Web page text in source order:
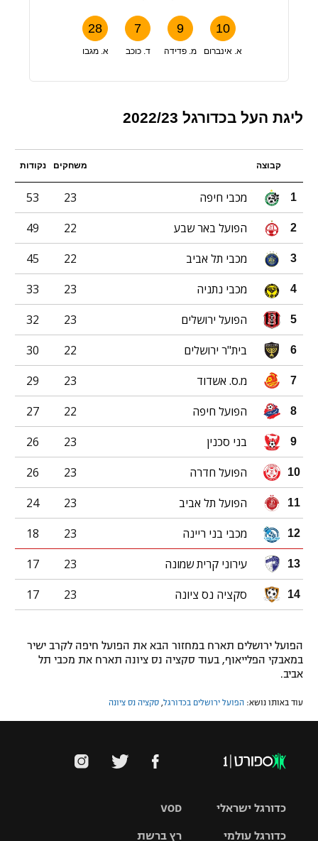
28
א. מגבו
7
ד. כוכב
9
מ. פדידה
10
א. אינברום
ליגת העל בכדורגל 2022/23
קבוצה משחקים נקודות
1 מכבי חיפה 23
53
2 הפועל באר שבע 22
49
3 מכבי תל אביב 22
45
4 מכבי נתניה 23
33
5 הפועל ירושלים 23
32
6 בית"ר ירושלים 22
30
7 מ.ס. אשדוד 23
29
8 הפועל חיפה 22
27
9 בני סכנין 23
26
10 הפועל חדרה 23
26
11 הפועל תל אביב 23
24
12 מכבי בני ריינה 23
18
13 עירוני קרית שמונה 23
17
14 סקציה נס ציונה 23
17
הפועל ירושלים תארח במחזור הבא את הפועל חיפה לקרב ישיר
במאבקי הפלייאוף, בעוד סקציה נס ציונה תארח את מכבי תל
אביב.
עוד באותו נושא: הפועל ירושלים בכדורגל סקציה נס ציונה
VOD
רץ ברשת
כדורגל ישראלי
כדורגל עולמי